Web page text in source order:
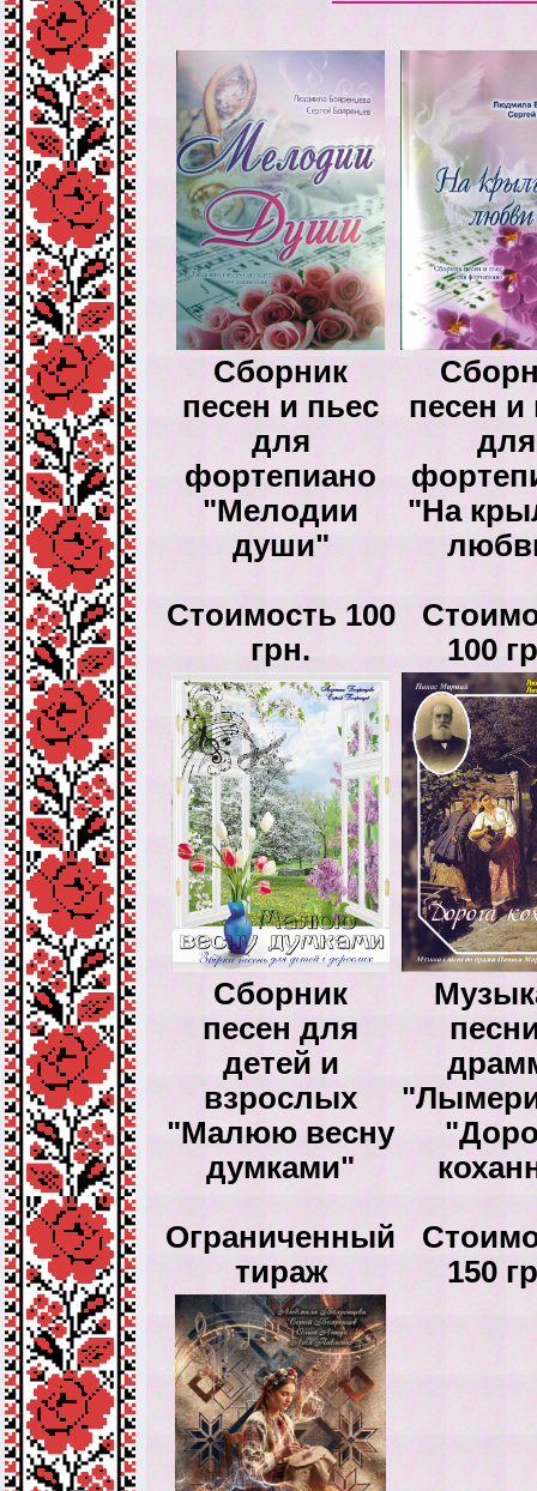
Сборник
песен и пьес
для
фортепиано
"Мелодии
души"
Стоимость 100
грн.
песен и
для
"На
100
Сборник
песен для
детей и
взрослых
"Малюю весну
думками"
Ограниченный
тираж
150